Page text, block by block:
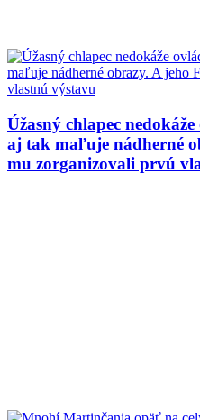
Úžasný chlapec
aj tak maľuje nádherné
mu zorganizovali prvú